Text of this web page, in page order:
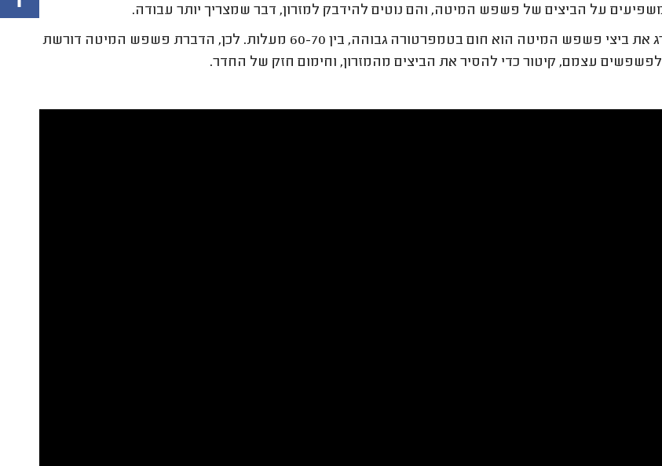
על הביצים של פשפש המיטה, והם נוטים להידבק למזרון, דבר שמצריך יותר עבודה.
מה שכן הורג את ביצי פשפש המיטה הוא חום בטמפרטורה גבוהה, בין 60-70 מעלות. לכן, הדברת פשפש המיטה דורשת
עצמם, קיטור כדי להסיר את הביצים מהמזרון, וחימום חזק של החדר.